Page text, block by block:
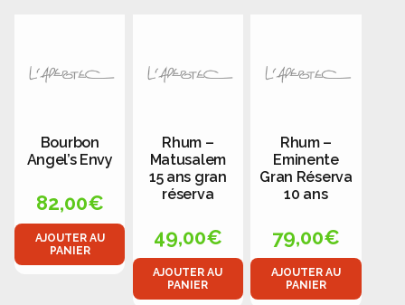
Bourbon
Angel’s Envy
82,00€
AJOUTER AU
PANIER
Rhum –
Matusalem
15 ans gran
réserva
49,00€
AJOUTER AU
PANIER
Rhum –
Eminente
Gran Réserva
10 ans
79,00€
AJOUTER AU
PANIER